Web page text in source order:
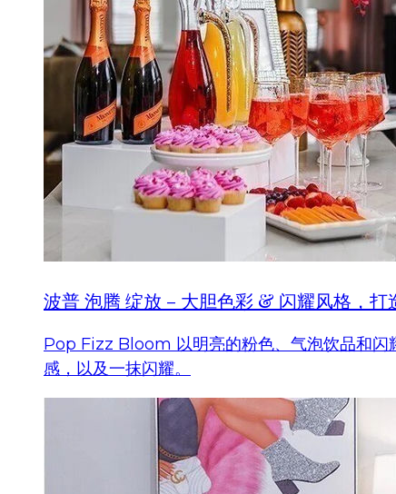
波普 泡腾 绽放 – 大胆色彩 & 闪耀风格，打
Pop Fizz Bloom 以明亮的粉色、气泡饮品和闪
感，以及一抹闪耀。